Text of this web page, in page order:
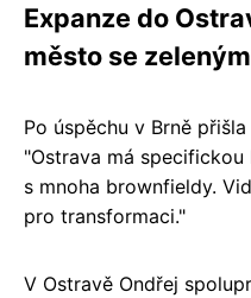
Expanze do
město se
Po úspěchu v Brně
"Ostrava má
s mnoha brownfieldy.
pro transformaci."
V Ostravě Ondřej